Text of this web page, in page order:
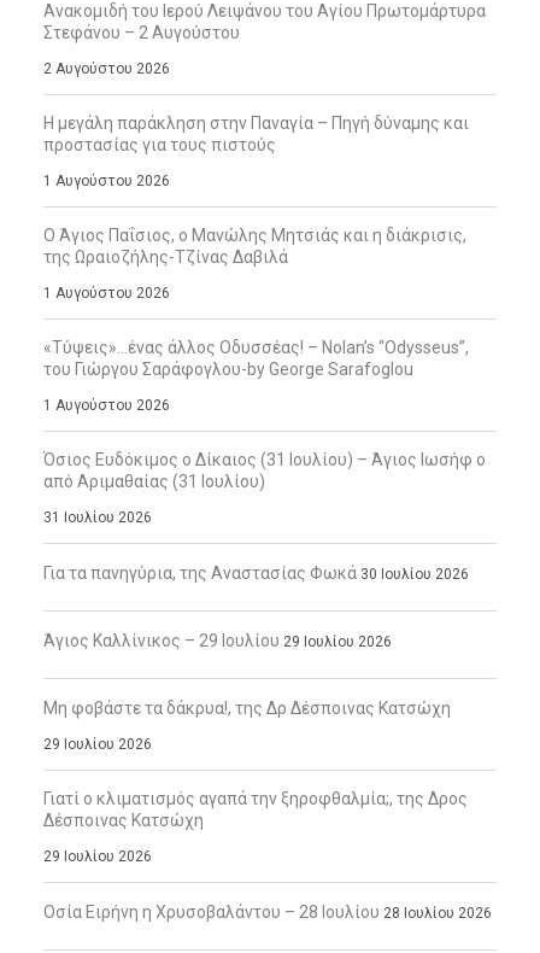
Ανακομιδή του Ιερού Λειψάνου του Αγίου Πρωτομάρτυρα
Στεφάνου – 2 Αυγούστου
2 Αυγούστου 2026
Η μεγάλη παράκληση στην Παναγία – Πηγή δύναμης και
προστασίας για τους πιστούς
1 Αυγούστου 2026
Ο Άγιος Παΐσιος, ο Μανώλης Μητσιάς και η διάκρισις,
της Ωραιοζήλης-Τζίνας Δαβιλά
1 Αυγούστου 2026
«Τύψεις»…ένας άλλος Οδυσσέας! – Nolan’s “Odysseus”,
του Γιώργου Σαράφογλου-by George Sarafoglou
1 Αυγούστου 2026
Όσιος Ευδόκιμος ο Δίκαιος (31 Ιουλίου) – Άγιος Ιωσήφ ο
από Αριμαθαίας (31 Ιουλίου)
31 Ιουλίου 2026
Για τα πανηγύρια, της Αναστασίας Φωκά 30 Ιουλίου 2026
Άγιος Καλλίνικος – 29 Ιουλίου 29 Ιουλίου 2026
Μη φοβάστε τα δάκρυα!, της Δρ Δέσποινας Κατσώχη
29 Ιουλίου 2026
Γιατί ο κλιματισμός αγαπά την ξηροφθαλμία;, της Δρος
Δέσποινας Κατσώχη
29 Ιουλίου 2026
Οσία Ειρήνη η Χρυσοβαλάντου – 28 Ιουλίου 28 Ιουλίου 2026